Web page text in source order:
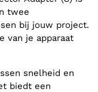
twee
bij jouw project.
van je apparaat
snelheid en
biedt een